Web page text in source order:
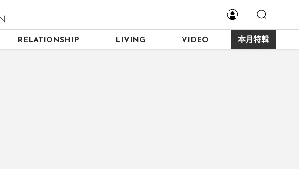
RELATIONSHIP LIVING VIDEO 本月特輯